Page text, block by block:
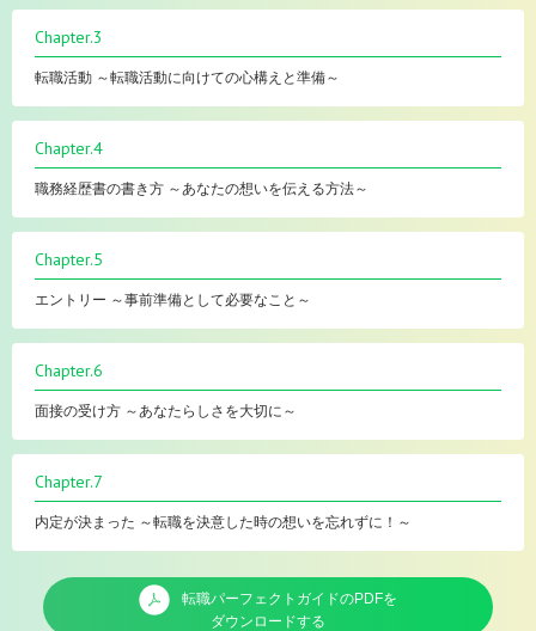
Chapter.3
転職活動 ～転職活動に向けての心構えと準備～
Chapter.4
職務経歴書の書き方 ～あなたの想いを伝える方法～
Chapter.5
エントリー ～事前準備として必要なこと～
Chapter.6
面接の受け方 ～あなたらしさを大切に～
Chapter.7
内定が決まった ～転職を決意した時の想いを忘れずに！～
転職パーフェクトガイドのPDFを
ダウンロードする